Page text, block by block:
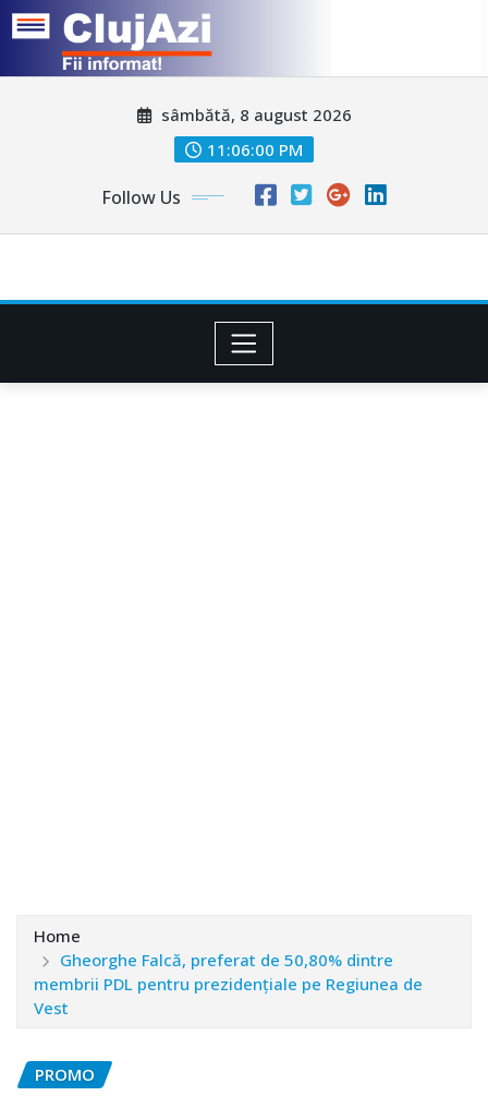
sâmbătă, 8 august 2026
11:06:03 PM
Follow Us
Home
Gheorghe Falcă, preferat de 50,80% dintre
membrii PDL pentru prezidenţiale pe Regiunea de
Vest
PROMO